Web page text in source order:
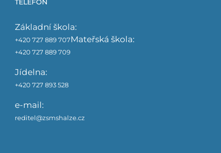
TELEFON
Základní škola:
+420 727 889 707Mateřská škola:
+420 727 889 709
Jídelna:
+420 727 893 528
e-mail:
reditel@zsmshalze.cz